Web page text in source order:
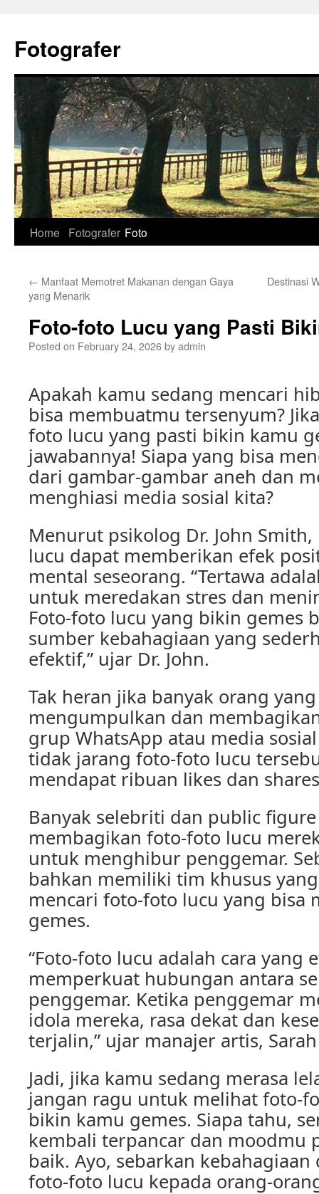
content
Fotografer
Home Fotografer Foto
← Manfaat Memotret Makanan dengan Gaya
yang Menarik
Destinasi
Foto-foto Lucu yang Pasti
Posted on February 24, 2026byadmin
Apakah kamu sedang mencari
bisa membuatmu tersenyum?
foto lucu yang pasti bikin kamu
jawabannya! Siapa yang bisa
dari gambar-gambar aneh dan
menghiasi media sosial kita?
Menurut psikolog Dr. John
lucu dapat memberikan efek
mental seseorang. “Tertawa
untuk meredakan stres dan
Foto-foto lucu yang bikin gemes
sumber kebahagiaan yang
efektif,” ujar Dr. John.
Tak heran jika banyak orang
mengumpulkan dan
grup WhatsApp atau media
tidak jarang foto-foto lucu
mendapat ribuan likes dan
Banyak selebriti dan public
membagikan foto-foto lucu
untuk menghibur penggemar.
bahkan memiliki tim khusus
mencari foto-foto lucu yang bisa
gemes.
“Foto-foto lucu adalah cara yang
memperkuat hubungan antara
penggemar. Ketika penggemar
idola mereka, rasa dekat dan
terjalin,” ujar manajer artis, Sarah
Jadi, jika kamu sedang merasa
jangan ragu untuk melihat foto-
bikin kamu gemes. Siapa tahu,
kembali terpancar dan moodmu
baik. Ayo, sebarkan
foto-foto lucu kepada orang-